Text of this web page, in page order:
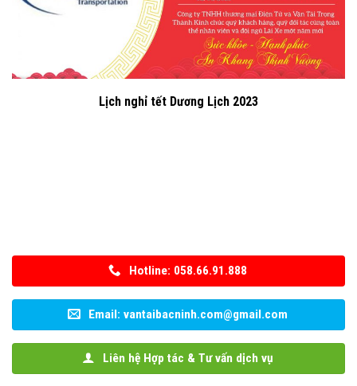
Lịch nghỉ tết Dương Lịch 2023
Hotline: 058.66.91.888
Email: vantaibacninh.com@gmail.com
Liên hệ Hợp tác & Tư vấn dịch vụ